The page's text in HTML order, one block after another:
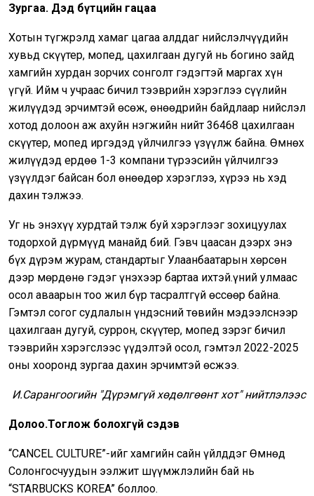
Зургаа. Дэд бүтцийн гацаа
Хотын түгжрэлд хамаг цагаа алддаг нийслэлчүүдийн
хувьд скүүтер, мопед, цахилгаан дугуй нь богино зайд
хамгийн хурдан зорчих сонголт гэдэгтэй маргах хүн
үгүй. Ийм ч учраас бичил тээврийн хэрэглээ сүүлийн
жилүүдэд эрчимтэй өсөж, өнөөдрийн байдлаар нийслэл
хотод долоон аж ахуйн нэгжийн нийт 36468 цахилгаан
скүүтер, мопед иргэдэд үйлчилгээ үзүүлж байна. Өмнөх
жилүүдэд ердөө 1-3 компани түрээсийн үйлчилгээ
үзүүлдэг байсан бол өнөөдөр хэрэглээ, хүрээ нь хэд
дахин тэлжээ.
Уг нь энэхүү хурдтай тэлж буй хэрэглээг зохицуулах
тодорхой дүрмүүд манайд бий. Гэвч цаасан дээрх энэ
бүх дүрэм журам, стандартыг Улаанбаатарын хөрсөн
дээр мөрдөнө гэдэг үнэхээр бартаа ихтэй.Үүний улмаас
осол аваарын тоо жил бүр тасралтгүй өссөөр байна.
Гэмтэл согог судлалын үндэсний төвийн мэдээлснээр
цахилгаан дугуй, суррон, скүүтер, мопед зэрэг бичил
тээврийн хэрэгслээс үүдэлтэй осол, гэмтэл 2022-2025
оны хооронд зургаа дахин эрчимтэй өсжээ.
И.Сарангоогийн "Дүрэмгүй хөдөлгөөнт хот" нийтлэлээс
Долоо.Тоглож болохгүй сэдэв
“CANCEL CULTURE”-ийг хамгийн сайн үйлддэг Өмнөд
Солонгосчуудын ээлжит шүүмжлэлийн бай нь
“STARBUCKS KOREA” боллоо.